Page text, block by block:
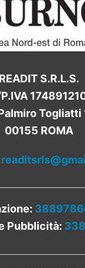
READIT S.R.L.S.
Togliatti
00155 ROMA
Pubblicità: